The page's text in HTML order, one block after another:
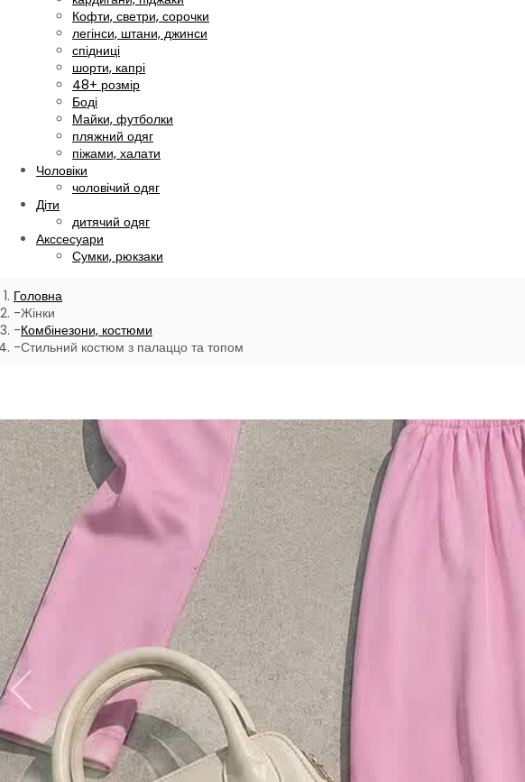
Кофти, светри, сорочки
легінси, штани, джинси
спідниці
шорти, капрі
48+ розмір
Боді
Майки, футболки
пляжний одяг
піжами, халати
Чоловіки
чоловічий одяг
Діти
дитячий одяг
Акссесуари
Сумки, рюкзаки
Головна
Жінки
Комбінезони, костюми
Стильний костюм з палаццо та топом